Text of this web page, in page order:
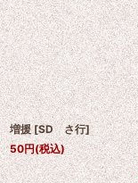
在庫あり
並び順:
増援 [SD さ行]
50円(税込)